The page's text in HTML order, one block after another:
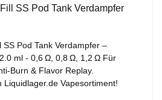
SS Pod Tank Verdampfer
SS Pod Tank Verdampfer –
ml - 0,6 Ω, 0,8 Ω, 1,2 Ω Für
& Flavor Replay.
Liquidlager.de Vapesortiment!